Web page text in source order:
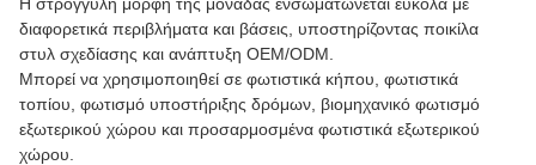
διαφορετικά περιβλήματα και βάσεις, υποστηρίζοντας ποικίλα
στυλ σχεδίασης και ανάπτυξη OEM/ODM.
Μπορεί να χρησιμοποιηθεί σε φωτιστικά κήπου, φωτιστικά
τοπίου, φωτισμό υποστήριξης δρόμων, βιομηχανικό φωτισμό
εξωτερικού χώρου και προσαρμοσμένα φωτιστικά εξωτερικού
χώρου.